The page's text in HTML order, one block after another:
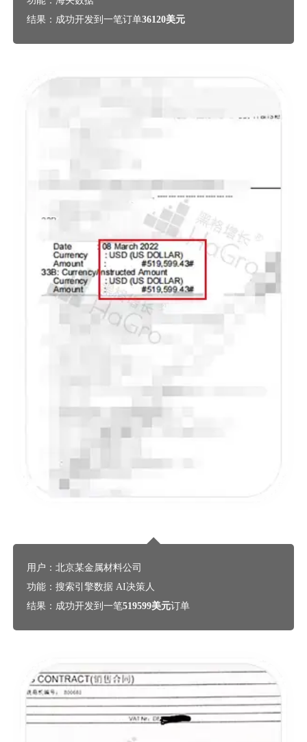
结果：成功开发到一笔订单36120美元
用户：北京某金属材料公司
功能：搜索引擎数据 AI决策人
结果：成功开发到一笔519599美元订单